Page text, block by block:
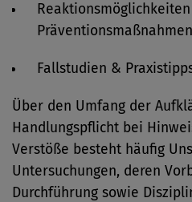
Präventionsmaßnahmen
Fallstudien &
Über den Umfang der
Handlungspflicht bei
Verstöße besteht häufig
Untersuchungen, deren
Durchführung sowie